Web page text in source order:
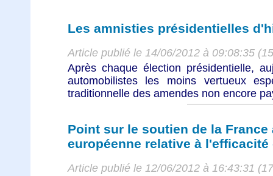
Les amnisties présidentielles
Article publié le 14/06/2012 à 09:08:35
Après chaque élection présidentielle,
automobilistes les moins vertueux
traditionnelle des amendes non encore
Point sur le soutien de la
européenne relative à l'efficacité
Article publié le 12/06/2012 à 16:43:31